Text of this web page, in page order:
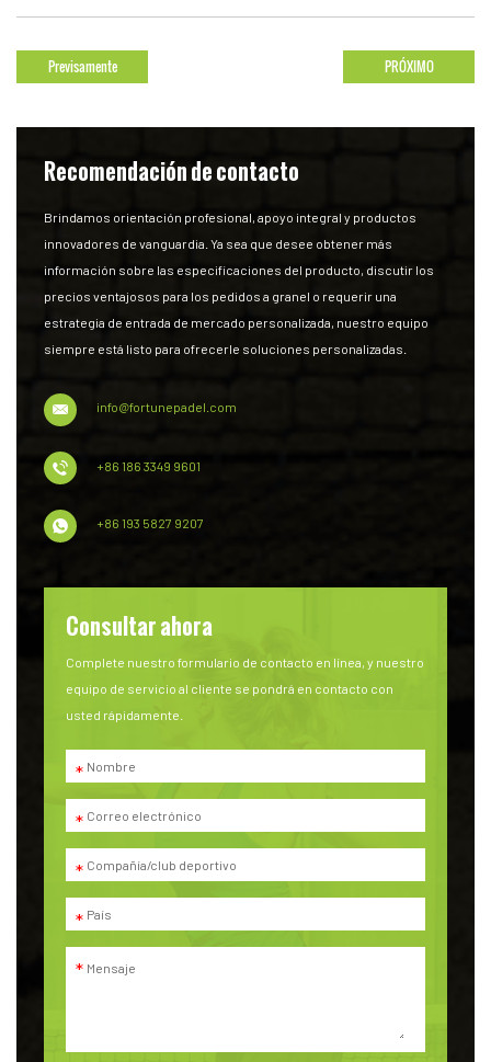
Previsamente PRÓXIMO
Recomendación de contacto
Brindamos orientación profesional, apoyo integral y productos
innovadores de vanguardia. Ya sea que desee obtener más
información sobre las especificaciones del producto, discutir los
precios ventajosos para los pedidos a granel o requerir una
estrategia de entrada de mercado personalizada, nuestro equipo
siempre está listo para ofrecerle soluciones personalizadas.
info@fortunepadel.com
+86 186 3349 9601
+86 193 5827 9207
Consultar ahora
Complete nuestro formulario de contacto en línea, y nuestro
equipo de servicio al cliente se pondrá en contacto con
usted rápidamente.